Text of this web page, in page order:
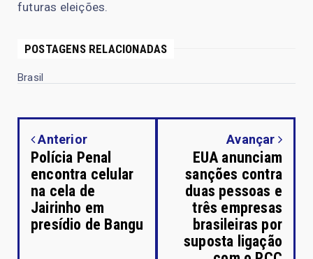
futuras eleições.
POSTAGENS RELACIONADAS
Brasil
Anterior
Polícia Penal
encontra celular
na cela de
Jairinho em
presídio de Bangu
Avançar
EUA anunciam
sanções contra
duas pessoas e
três empresas
brasileiras por
suposta ligação